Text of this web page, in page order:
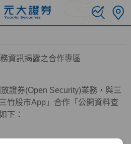
資訊揭露之合作專區
證券(Open Security)業務，與三
竹股市App 」合作「公開資料查
下：